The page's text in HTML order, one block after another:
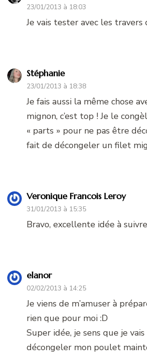
23/01/2013 à 18:03
Je vais tester avec les travers
Stéphanie
23/01/2013 à 18:38
Je fais aussi la même chose
mignon, c’est top ! Je le
« parts » pour ne pas être
fait de décongeler un filet
Veronique Francois Leroy
31/01/2013 à 15:35
Bravo, excellente idée à
elanor
02/02/2013 à 14:25
Je viens de m’amuser à
rien que pour moi :D
Super idée, je sens que je
décongeler mon poulet